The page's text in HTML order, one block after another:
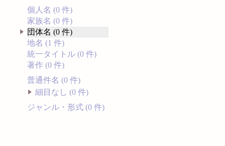
個人名 (0 件)
家族名 (0 件)
団体名 (0 件)
地名 (1 件)
統一タイトル (0 件)
著作 (0 件)
普通件名 (0 件)
細目なし (0 件)
ジャンル・形式 (0 件)